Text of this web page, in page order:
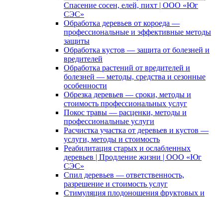
Спасение сосен, елей, пихт | ООО «Юг
СЭС»
Обработка деревьев от короеда —
профессиональные и эффективные методы
защиты
Обработка кустов — защита от болезней и
вредителей
Обработка растений от вредителей и
болезней — методы, средства и сезонные
особенности
Обрезка деревьев — сроки, методы и
стоимость профессиональных услуг
Покос травы — расценки, методы и
профессиональные услуги
Расчистка участка от деревьев и кустов —
услуги, методы и стоимость
Реабилитация старых и ослабленных
деревьев | Продление жизни | ООО «Юг
СЭС»
Спил деревьев — ответственность,
разрешение и стоимость услуг
Стимуляция плодоношения фруктовых и